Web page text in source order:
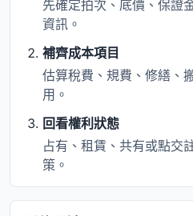
先確定拍次、底價、保證
資訊。
補齊成本項目
估算稅費、規費、修繕、
用。
回看權利狀態
占有、租賃、共有或點交
策。